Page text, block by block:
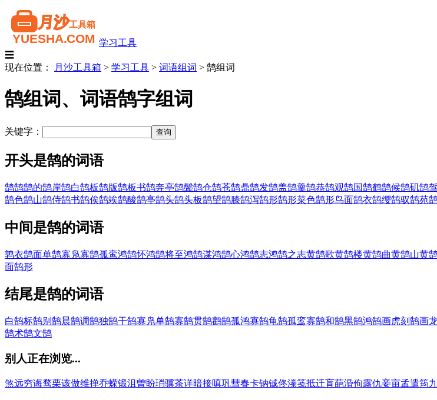
学习工具
☰
现在位置：
月沙工具箱 > 学习工具 > 词语组词 > 鹄组词
鹄组词、词语鹄字组词
关键字：
开头是鹄的词语
鹄鹄鹄的鹄岸鹄白鹄板鹄版鹄板书鹄奔亭鹄鬓鹄仓鹄苍鹄鼎鹄发鹄盖鹄羹鹄恭鹄观鹄国鹄鹤鹄候鹄矶鹄驾
鹄色鹄山鹄侍鹄书鹄俟鹄竢鹄酸鹄亭鹄头鹄头板鹄望鹄膝鹄泻鹄形鹄形菜色鹄形鸟面鹄衣鹄缨鹄驭鹄苑
中间是鹄的词语
鹑衣鹄面单鹄寡凫寡鹄孤鸾鸿鹄怀鸿鹄将至鸿鹄谋鸿鹄心鸿鹄志鸿鹄之志黄鹄歌黄鹄楼黄鹄曲黄鹄山黄
面鹄形
结尾是鹄的词语
白鹄标鹄别鹄晨鹄调鹄独鹄干鹄寡凫单鹄寡鹄贯鹄鹳鹄孤鸿寡鹄龟鹄孤鸾寡鹄和鹄黑鹄鸿鹄画虎刻鹄画
鹄术鹄文鹄
别人正在浏览...
煞远穷诲骛栗该做维掸乔蝾锻沮 曽盼琑骥茶详暗接嗔巩彗春卡钠铖佟漛笺抵迁肓葩涽佝露仇妾亩孟遣筠